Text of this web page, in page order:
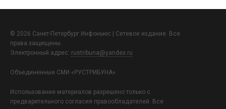
© 2026 Санкт-Петербург Инфоньюс | Сетевое издание. Все
права защищены.
Электронный адрес: rustribuna@yandex.ru
Объединенные СМИ «РУСТРИБУНА»
Использование материалов разрешено только с
предварительного согласия правообладателей. Все